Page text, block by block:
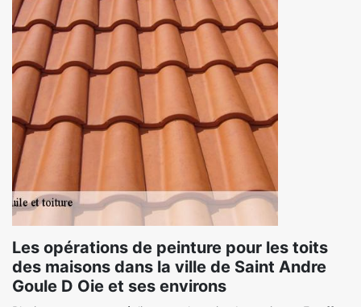
Les opérations de peinture pour les toits
des maisons dans la ville de Saint Andre
Goule D Oie et ses environs